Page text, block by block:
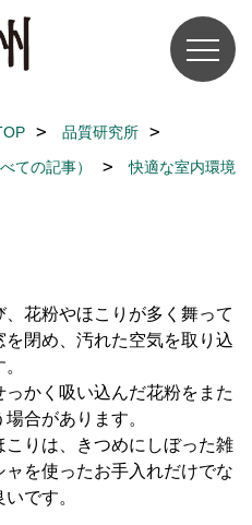
品質研究所
ての記事） 快適な室内環境
花粉やほこりが多く舞って
閉め、汚れた空気を取り込
かく吸い込んだ花粉をまた
合があります。
りは、きつめにしぼった雑
を使ったお手入れだけでな
です。